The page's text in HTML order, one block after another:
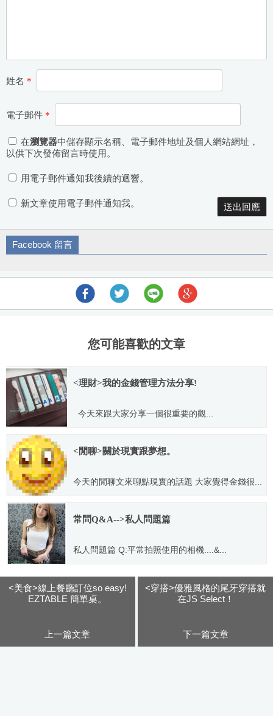
姓名 *
電子郵件 *
在瀏覽器中儲存顯示名稱、電子郵件地址及個人網站網址，
以供下次發佈留言時使用。
用電子郵件通知我後續的迴響。
新文章使用電子郵件通知我。
Facebook 留言
您可能喜歡的文章
<理財>我的金錢管理方法分享!
今天來跟大家分享一個很重要的觀...
2013.04.21
<閒聊>關於現實跟夢想。
今天的閒聊文來聊點現實的話題 大家覺得金錢很...
2014.08.14
常問Q&A-->私人問題篇
私人問題篇 Q:平常拍照使用的相機....&...
<美食>線上餐廳訂位so easy!
EZTABLE 簡單桌。
上一篇文章
<穿搭>優雅風格的尾牙穿搭就
在JS Select！
下一篇文章